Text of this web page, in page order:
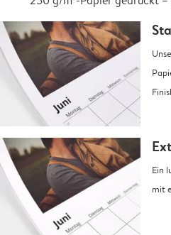
Ein
mit